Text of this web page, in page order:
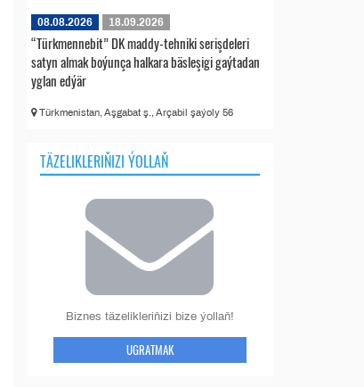
08.08.2026 18.09.2026
“Türkmennebit” DK maddy-tehniki serişdeleri
satyn almak boýunça halkara bäsleşigi gaýtadan
yglan edýär
Türkmenistan, Aşgabat ş., Arçabil şaýoly 56
TÄZELIKLERIŇIZI ÝOLLAŇ
Biznes täzelikleriňizi bize ýollaň!
UGRATMAK